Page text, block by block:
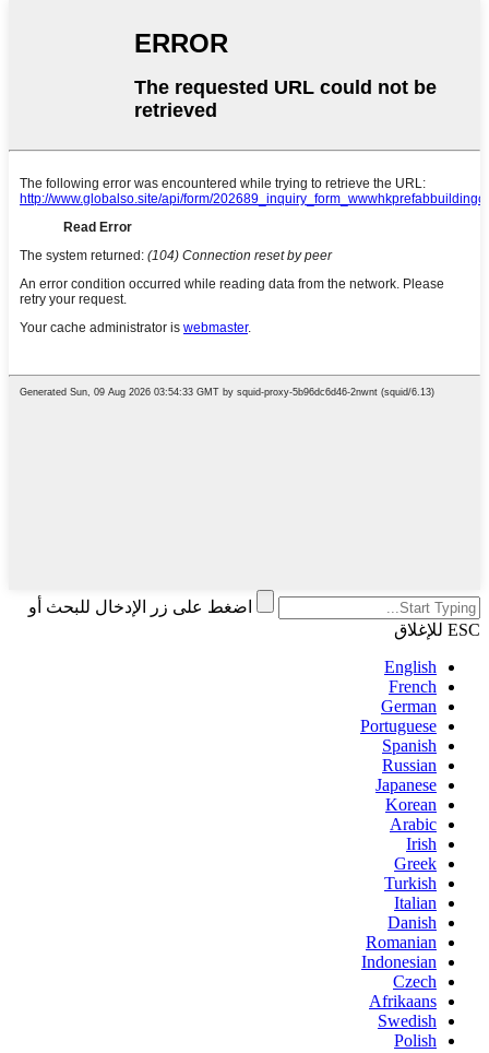
اضغط على زر الإدخال للبحث أو
ESC للإغلاق
English
French
German
Portuguese
Spanish
Russian
Japanese
Korean
Arabic
Irish
Greek
Turkish
Italian
Danish
Romanian
Indonesian
Czech
Afrikaans
Swedish
Polish